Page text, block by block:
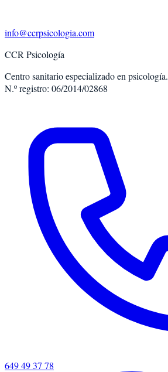
info@ccrpsicologia.com
CCR Psicología
Centro sanitario especializado en psicología.
N.º registro: 06/2014/02868
649 49 37 78